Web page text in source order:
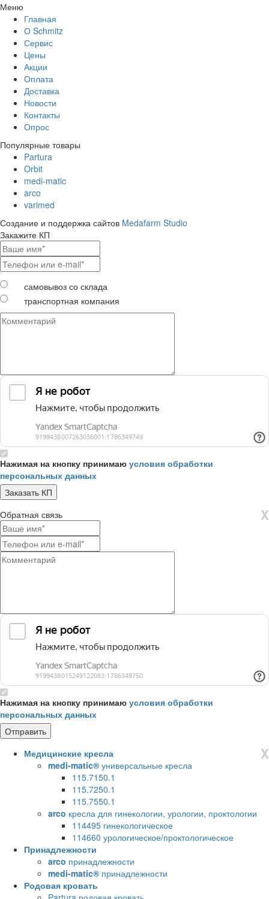
Меню
Главная
О Schmitz
Сервис
Цены
Акции
Оплата
Доставка
Новости
Контакты
Опрос
Популярные товары
Partura
Orbit
medi-matic
arco
varimed
Создание и поддержка сайтов Medafarm Studio
Закажите КП
самовывоз со склада
транспортная компания
Нажимая на кнопку принимаю условия обработки
персональных данных
X
Обратная связь
Нажимая на кнопку принимаю условия обработки
персональных данных
X
Медицинские кресла
medi-matic® универсальные кресла
115.7150.1
115.7250.1
115.7550.1
arco кресла для гинекологии, урологии, проктологии
114495 гинекологическое
114660 урологическое/проктологическое
Принадлежности
arco принадлежности
medi-matic® принадлежности
Родовая кровать